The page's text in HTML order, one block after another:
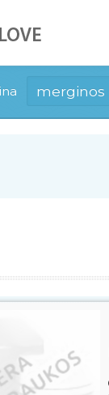
merginos